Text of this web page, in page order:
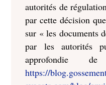
autorités de
par cette décision
sur « les documents
par les autorités
approfondie
https://